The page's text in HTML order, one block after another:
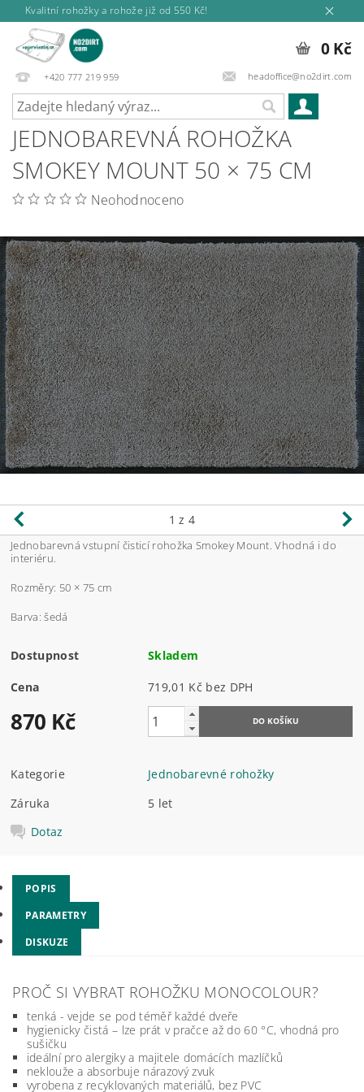
Kvalitní rohožky a rohože již od 550 Kč!
+420 777 219 959 headoffice@no2dirt.com
0 Kč
JEDNOBAREVNÁ ROHOŽKA
SMOKEY MOUNT 50 × 75 CM
Neohodnoceno
1 z 4
Jednobarevná vstupní čisticí rohožka Smokey Mount. Vhodná i do
interiéru.
Rozměry: 50 × 75 cm
Barva: šedá
Dostupnost Skladem
Cena 719,01 Kč bez DPH
870 Kč
Kategorie
Jednobarevné rohožky
Záruka
5 let
Dotaz
POPIS
PARAMETRY
DISKUZE
PROČ SI VYBRAT ROHOŽKU MONOCOLOUR?
tenká - vejde se pod téměř každé dveře
hygienicky čistá – lze prát v pračce až do 60 °C, vhodná pro
sušičku
ideální pro alergiky a majitele domácích mazlíčků
neklouže a absorbuje nárazový zvuk
vyrobena z recyklovaných materiálů, bez PVC